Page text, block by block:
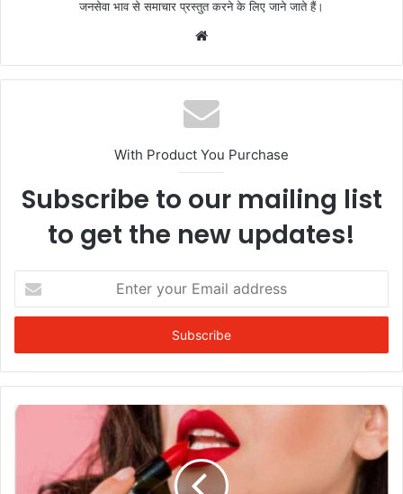
जनसेवा भाव से समाचार प्रस्तुत करने के लिए जाने जाते हैं।
With Product You Purchase
Subscribe to our mailing list
to get the new updates!
your
Email